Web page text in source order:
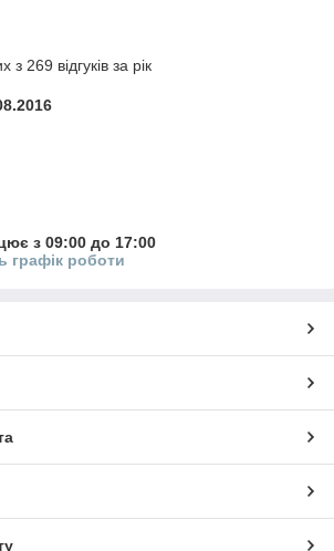
з 269 відгуків за рік
з 09:00 до 17:00
графік роботи